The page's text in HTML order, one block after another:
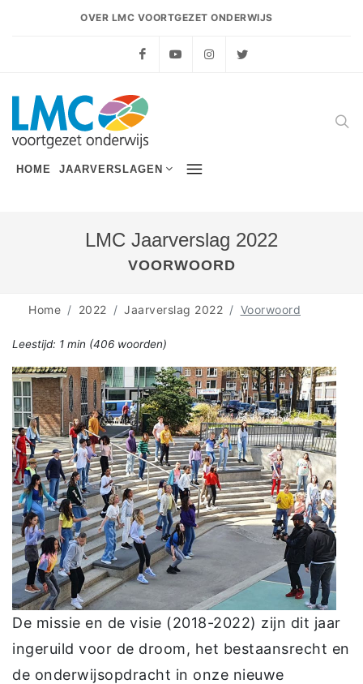
OVER LMC VOORTGEZET ONDERWIJS
FacebookYouTubeInstagram
HOME JAARVERSLAGEN
LMC Jaarverslag 2022
VOORWOORD
Home 2022 Jaarverslag 2022 Voorwoord
Leestijd: 1 min (406 woorden)
De missie en de visie (2018-2022) zijn dit jaar
ingeruild voor de droom, het bestaansrecht en
de onderwijsopdracht in onze nieuwe